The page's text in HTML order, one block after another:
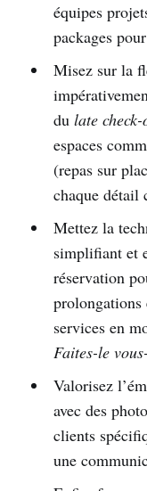
équipes
packages
Misez sur la
du late check-
espaces
(repas sur
chaque détail
Mettez la
simplifiant et
réservation
services en
Faites-le
Valorisez
avec des
clients
une